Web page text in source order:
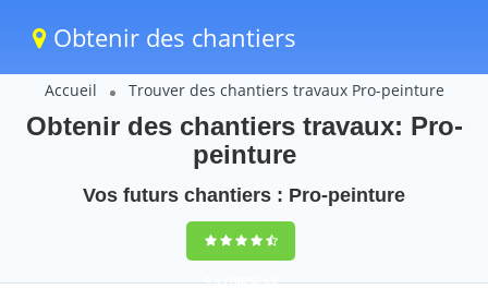
Obtenir des chantiers
Accueil Trouver des chantiers travaux Pro-peinture
Obtenir des chantiers travaux: Pro-
peinture
Vos futurs chantiers : Pro-peinture
9,5(100%)63